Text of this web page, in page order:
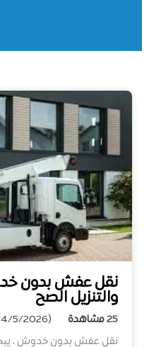
نقل عفش بدون
والتنزيل الصح
25مشاهدة
(4/5/2026)
نقل عفش بدون خدوش ،